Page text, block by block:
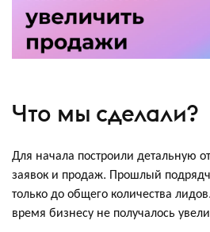
Что мы сделали?
Для начала построили детальную
заявок и продаж. Прошлый
только до общего количества
время бизнесу не получалось